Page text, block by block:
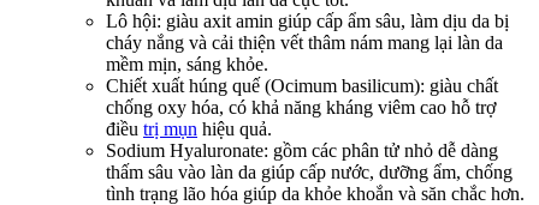
Lô hội: giàu axit amin giúp cấp ẩm sâu, làm dịu da bị
cháy nắng và cải thiện vết thâm nám mang lại làn da
mềm mịn, sáng khỏe.
Chiết xuất húng quế (Ocimum basilicum): giàu chất
chống oxy hóa, có khả năng kháng viêm cao hỗ trợ
điều trị mụn hiệu quả.
Sodium Hyaluronate: gồm các phân tử nhỏ dễ dàng
thấm sâu vào làn da giúp cấp nước, dưỡng ẩm, chống
tình trạng lão hóa giúp da khỏe khoắn và săn chắc hơn.